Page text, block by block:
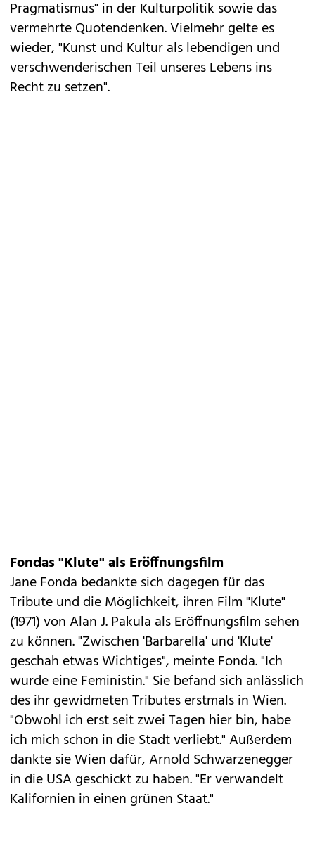
Pragmatismus" in der Kulturpolitik sowie das
vermehrte Quotendenken. Vielmehr gelte es
wieder, "Kunst und Kultur als lebendigen und
verschwenderischen Teil unseres Lebens ins
Recht zu setzen".
Fondas "Klute" als Eröffnungsfilm
Jane Fonda bedankte sich dagegen für das
Tribute und die Möglichkeit, ihren Film "Klute"
(1971) von Alan J. Pakula als Eröffnungsfilm sehen
zu können. "Zwischen 'Barbarella' und 'Klute'
geschah etwas Wichtiges", meinte Fonda. "Ich
wurde eine Feministin." Sie befand sich anlässlich
des ihr gewidmeten Tributes erstmals in Wien.
"Obwohl ich erst seit zwei Tagen hier bin, habe
ich mich schon in die Stadt verliebt." Außerdem
dankte sie Wien dafür, Arnold Schwarzenegger
in die USA geschickt zu haben. "Er verwandelt
Kalifornien in einen grünen Staat."